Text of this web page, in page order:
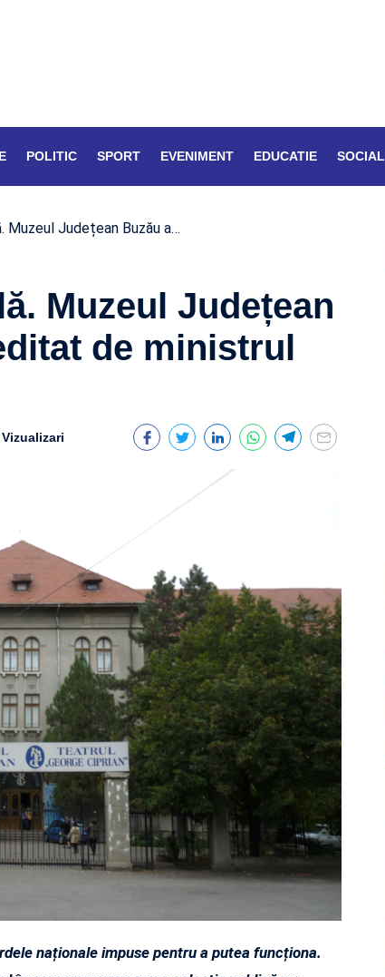
POLITIC SPORT EVENIMENT EDUCATIE SOCIAL
Muzeul Județean Buzău a…
Muzeul Județean
de ministrul
naționale impuse pentru a putea funcționa.